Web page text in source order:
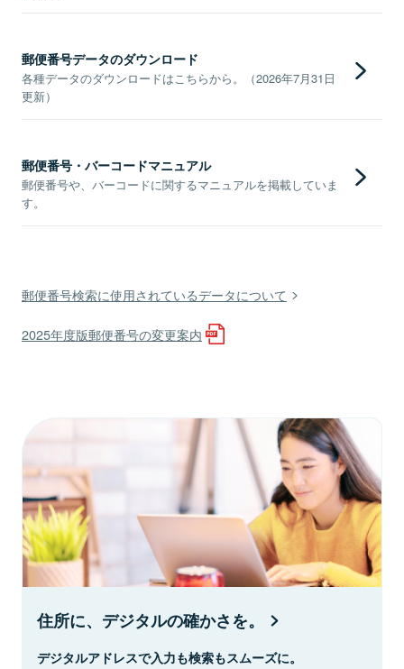
郵便番号データのダウンロード
各種データのダウンロードはこちらから。（2026年7月31日
更新）
郵便番号・バーコードマニュアル
郵便番号や、バーコードに関するマニュアルを掲載していま
す。
郵便番号検索に使用されているデータについて
2025年度版郵便番号の変更案内
住所に、デジタルの確かさを。
デジタルアドレスで入力も検索もスムーズに。